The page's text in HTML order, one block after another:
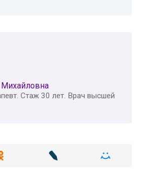
Михайловна
Стаж 30 лет. Врач высшей